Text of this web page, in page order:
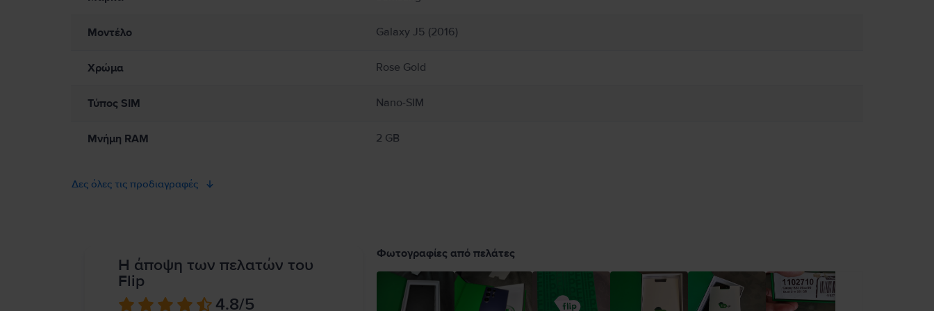
Μοντέλο Galaxy J5 (2016)
Χρώμα Rose Gold
Τύπος SIM Nano-SIM
Μνήμη RAM 2 GB
Δες όλες τις προδιαγραφές
Η άποψη των πελατών του
Flip
4.8/5
Φωτογραφίες από πελάτες